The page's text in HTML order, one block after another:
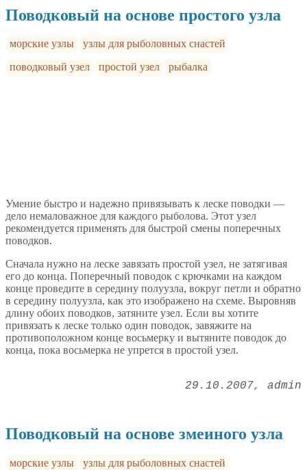
Поводковый на основе простого узла
морские узлы
узлы для рыболовных снастей
поводковый узел
простой узел рыбалка
Умение быстро и надежно привязывать к леске поводки —
дело немаловажное для каждого рыболова. Этот узел
рекомендуется применять для быстрой смены поперечных
поводков.
Сначала нужно на леске завязать простой узел, не затягивая
его до конца. Поперечный поводок с крючками на каждом
конце проведите в середину полуузла, вокруг петли и обратно
в середину полуузла, как это изображено на схеме. Выровняв
длину обоих поводков, затяните узел. Если вы хотите
привязать к леске только один поводок, завяжите на
противоположном конце восьмерку и вытяните поводок до
конца, пока восьмерка не упрется в простой узел.
29.10.2007 admin
Поводковый на основе змеиного узла
морские узлы
узлы для рыболовных снастей